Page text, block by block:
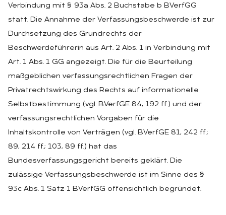
Verbindung mit § 93a Abs. 2 Buchstabe b BVerfGG
statt. Die Annahme der Verfassungsbeschwerde ist zur
Durchsetzung des Grundrechts der
Beschwerdeführerin aus Art. 2 Abs. 1 in Verbindung mit
Art. 1 Abs. 1 GG angezeigt. Die für die Beurteilung
maßgeblichen verfassungsrechtlichen Fragen der
Privatrechtswirkung des Rechts auf informationelle
Selbstbestimmung (vgl. BVerfGE 84, 192 ff.) und der
verfassungsrechtlichen Vorgaben für die
Inhaltskontrolle von Verträgen (vgl. BVerfGE 81, 242 ff.;
89, 214 ff.; 103, 89 ff.) hat das
Bundesverfassungsgericht bereits geklärt. Die
zulässige Verfassungsbeschwerde ist im Sinne des §
93c Abs. 1 Satz 1 BVerfGG offensichtlich begründet.